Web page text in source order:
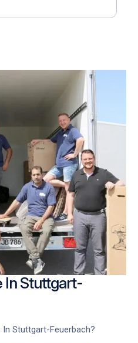
In Stuttgart-
Stuttgart-Feuerbach?